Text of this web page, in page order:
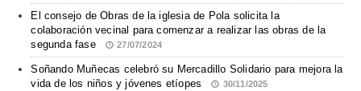
El consejo de Obras de la iglesia de Pola solicita la
colaboración vecinal para comenzar a realizar las obras de la
segunda fase
27/07/2024
Soñando Muñecas celebró su Mercadillo Solidario para mejora la
vida de los niños y jóvenes etíopes
30/11/2025